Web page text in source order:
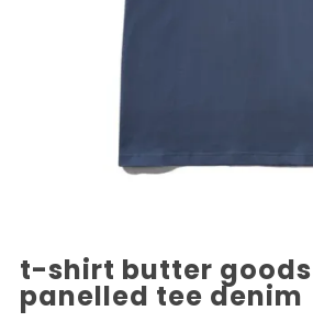
t-shirt butter
panelled tee denim